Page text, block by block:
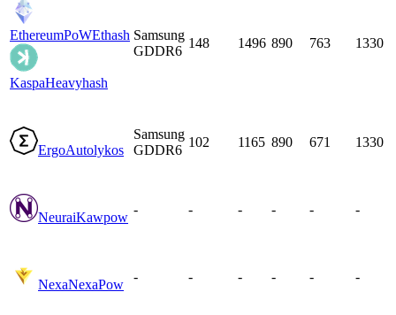
EthereumPoWEthash
KaspaHeavyhash
Samsung
GDDR6
148 1496 890 763 1330
ErgoAutolykos
Samsung
GDDR6
102 1165 890 671 1330
NeuraiKawpow
- - - - - -
NexaNexaPow
- - - - - -